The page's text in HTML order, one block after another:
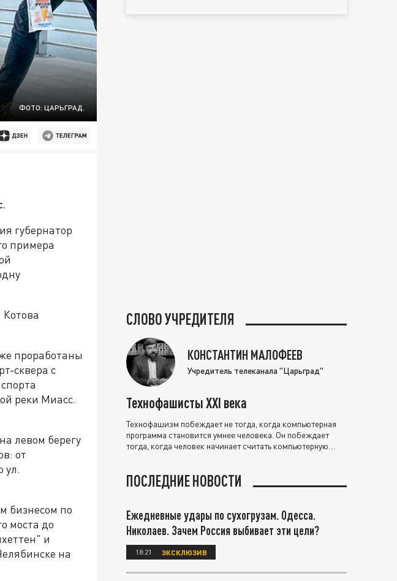
ФОТО: ЦАРЬГРАД.
губернатор
примера
проработаны
сквера с
реки Миасс.
левом берегу
от
ул.
бизнесом по
моста до
и
на
СЛОВО УЧРЕДИТЕЛЯ
КОНСТАНТИН МАЛОФЕЕВ
Учредитель телеканала "Царьград"
Технофашисты XXI века
Технофашизм побеждает не тогда, когда компьютерная
программа становится умнее человека. Он побеждает
тогда, когда человек начинает считать компьютерную
ПОСЛЕДНИЕ НОВОСТИ
Ежедневные удары по сухогрузам. Одесса.
Николаев. Зачем Россия выбивает эти цели?
18:21 ЭКСКЛЮЗИВ